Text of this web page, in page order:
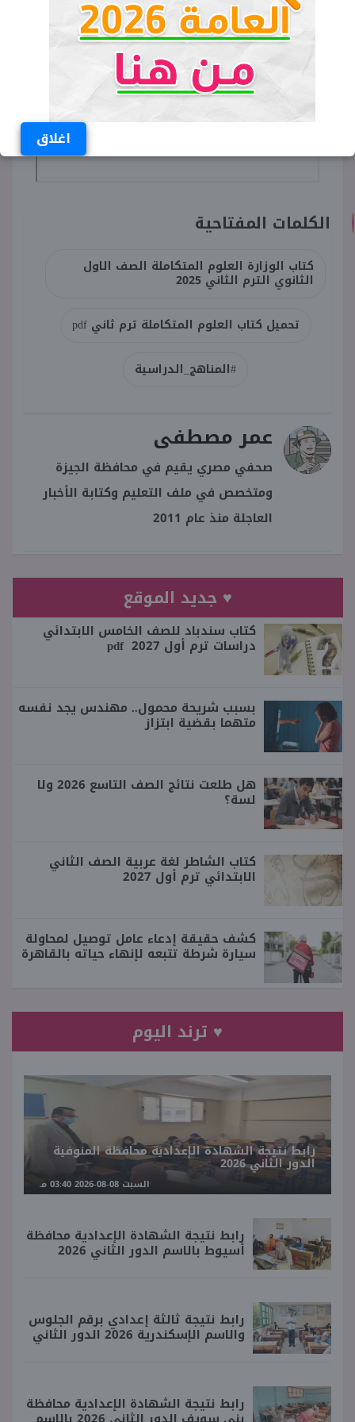
اغلاق
الكلمات المفتاحية
كتاب الوزارة العلوم المتكاملة الصف الاول
الثانوي الترم الثاني 2025
تحميل كتاب العلوم المتكاملة ترم ثاني pdf
#المناهج_الدراسية
عمر مصطفى
صحفي مصري يقيم في محافظة الجيزة
ومتخصص في ملف التعليم وكتابة الأخبار
العاجلة منذ عام 2011
♥ جديد الموقع
كتاب سندباد للصف الخامس الابتدائي
دراسات ترم أول 2027 pdf
بسبب شريحة محمول.. مهندس يجد نفسه
متهما بقضية ابتزاز
هل طلعت نتائج الصف التاسع 2026 ولا
لسة؟
كتاب الشاطر لغة عربية الصف الثاني
الابتدائي ترم أول 2027
كشف حقيقة إدعاء عامل توصيل لمحاولة
سيارة شرطة تتبعه لإنهاء حياته بالقاهرة
♥ ترند اليوم
رابط نتيجة الشهادة الإعدادية محافظة المنوفية
الدور الثاني 2026
السبت 08-08-2026 03:40 مـ
رابط نتيجة الشهادة الإعدادية محافظة
أسيوط بالاسم الدور الثاني 2026
رابط نتيجة ثالثة إعدادي برقم الجلوس
والاسم الإسكندرية 2026 الدور الثاني
رابط نتيجة الشهادة الإعدادية محافظة